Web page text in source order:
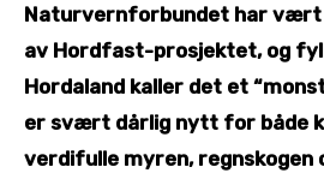
Naturvernforbundet har
av Hordfast-prosjektet, og
Hordaland kaller det et
er svært dårlig nytt for både
verdifulle myren, regnskogen